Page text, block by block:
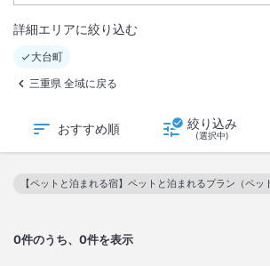
詳細エリアに絞り込む
大台町
三重県 全域に戻る
おすすめ順 絞り込み
(選択中)
0件のうち、0件を表示
【ペットと泊まれる宿】ペットと泊まれるプラン（ペッ
この絞り込み条件を解除